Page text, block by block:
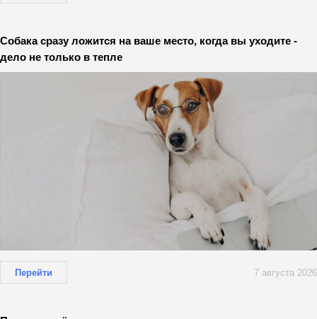
Собака сразу ложится на ваше место, когда вы уходите -
дело не только в тепле
Перейти 7 августа 2026